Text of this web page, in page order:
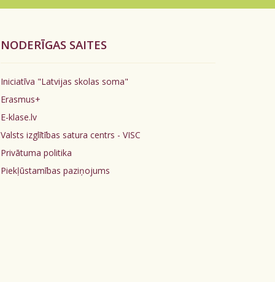
NODERĪGAS SAITES
Iniciatīva "Latvijas skolas soma"
Erasmus+
E-klase.lv
Valsts izglītības satura centrs - VISC
Privātuma politika
Piekļūstamības paziņojums